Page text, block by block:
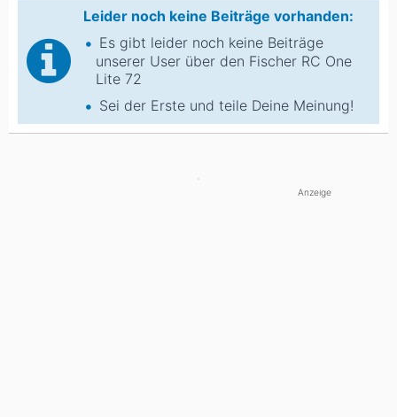
Leider noch keine Beiträge vorhanden:
Es gibt leider noch keine Beiträge
unserer User über den Fischer RC One
Lite 72
Sei der Erste und teile Deine Meinung!
Anzeige